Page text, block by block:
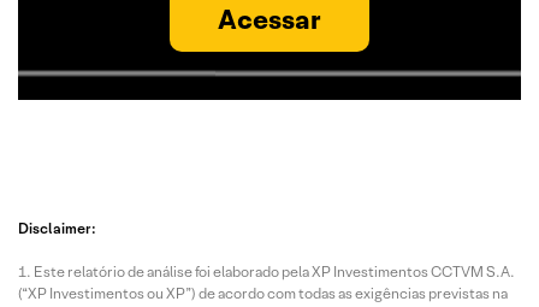
Acessar
Disclaimer:
Este relatório de análise foi elaborado pela XP Investimentos CCTVM S.A.
(“XP Investimentos ou XP”) de acordo com todas as exigências previstas na